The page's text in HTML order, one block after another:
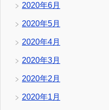
2020年6月
2020年5月
2020年4月
2020年3月
2020年2月
2020年1月